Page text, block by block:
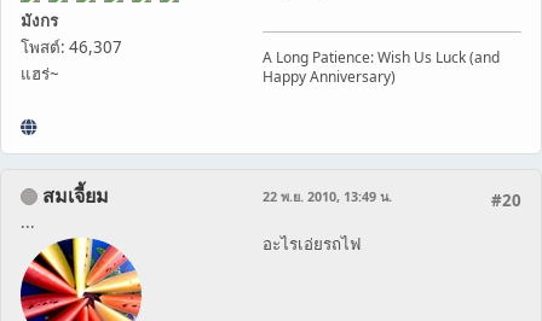
มังกร
โพสต์: 46,307
แฮร่~
A Long Patience: Wish Us Luck (and
Happy Anniversary)
สมเจี้ยม
...
#20
22 พ.ย. 2010, 13:49 น.
อะไรเอ่ยรถไฟ